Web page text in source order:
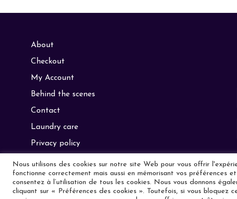
About
Checkout
My Account
Behind the scenes
Contact
Laundry care
Privacy policy
General conditions of sale
Français
Nous utilisons des cookies sur notre site Web pour vous offrir
fonctionne correctement mais aussi en mémorisant vos préférences
consentez à l’utilisation de tous les cookies. Nous vous donnons
cliquant sur « Préférences des cookies ». Toutefois, si vous